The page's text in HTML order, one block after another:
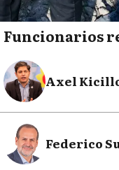
Funcionarios
Axel
Federico